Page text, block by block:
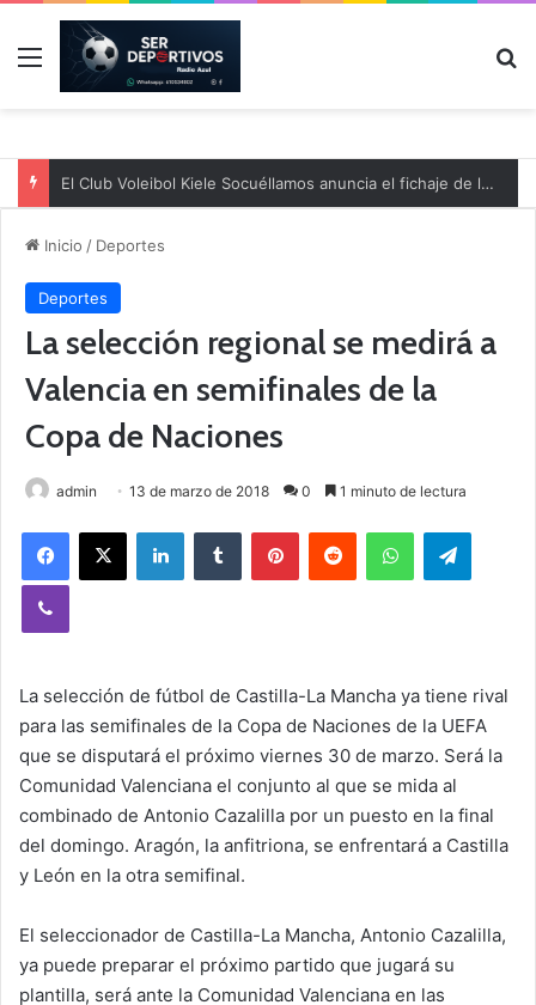
Menú
El Club Voleibol Kiele Socuéllamos anuncia el fichaje de la central norteamericana Morgan Thurlow para la temporada 2026/2027
Inicio / Deportes
Deportes
La selección regional se medirá a
Valencia en semifinales de la
Copa de Naciones
admin 13 de marzo de 2018 0 1 minuto de lectura
La selección de fútbol de Castilla-La Mancha ya tiene rival
para las semifinales de la Copa de Naciones de la UEFA
que se disputará el próximo viernes 30 de marzo. Será la
Comunidad Valenciana el conjunto al que se mida al
combinado de Antonio Cazalilla por un puesto en la final
del domingo. Aragón, la anfitriona, se enfrentará a Castilla
y León en la otra semifinal.
El seleccionador de Castilla-La Mancha, Antonio Cazalilla,
ya puede preparar el próximo partido que jugará su
plantilla, será ante la Comunidad Valenciana en las